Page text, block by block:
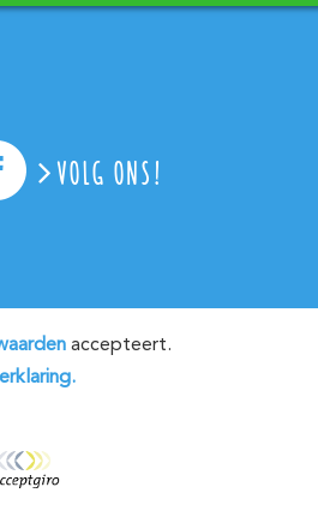
VOLG ONS!
accepteert.